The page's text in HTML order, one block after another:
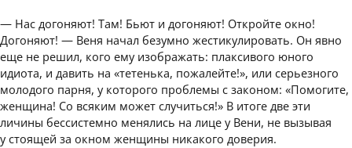
— Нас догоняют! Там! Бьют и догоняют! Откройте окно!
Догоняют! — Веня начал безумно жестикулировать. Он явно
еще не решил, кого ему изображать: плаксивого юного
идиота, и давить на «тетенька, пожалейте!», или серьезного
молодого парня, у которого проблемы с законом: «Помогите,
женщина! Со всяким может случиться!» В итоге две эти
личины бессистемно менялись на лице у Вени, не вызывая
у стоящей за окном женщины никакого доверия.